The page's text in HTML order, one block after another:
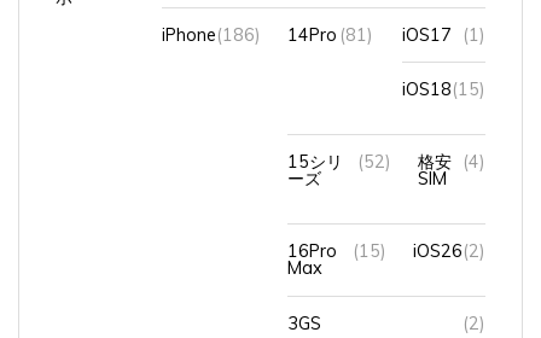
iPhone (186) 14Pro (81) iOS17 (1)
iOS18 (15)
15シリ
ーズ
(52) 格安
SIM
(4)
16Pro
Max
(15) iOS26 (2)
3GS (2)